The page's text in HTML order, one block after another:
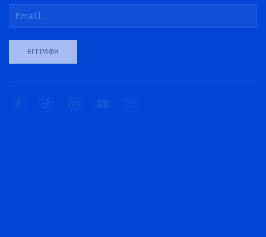
ΕΓΓΡΑΦΉ